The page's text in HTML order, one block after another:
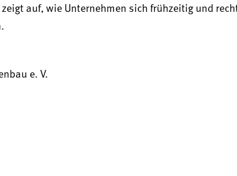
zeigt auf, wie Unternehmen sich frühzeitig und
e. V.